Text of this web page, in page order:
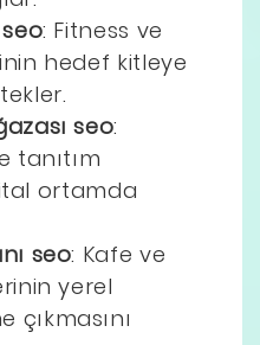
: Fitness ve
hedef kitleye
seo:
tanıtım
ortamda
seo: Kafe ve
yerel